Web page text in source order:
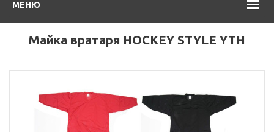
МЕНЮ
Майка вратаря HOCKEY STYLE YTH